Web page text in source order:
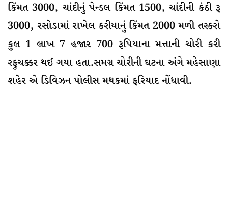
કિંમત 3000, ચાંદીનું પેન્ડલ કિંમત 1500, ચાંદીની કંઠી રૂ
3000, રસોડામાં રાખેલ કરીયાનું કિંમત 2000 મળી તસ્કરો
કુલ 1 લાખ 7 હજાર 700 રૂપિયાના મત્તાની ચોરી કરી
રફુચક્કર થઈ ગયા હતા.સમગ્ર ચોરીની ઘટના અંગે મહેસાણા
શહેર એ ડિવિઝન પોલીસ મથકમાં ફરિયાદ નોંધાવી.